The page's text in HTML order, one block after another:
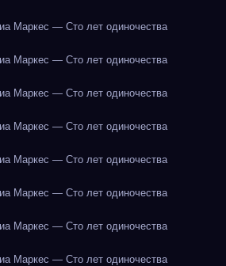
Маркес — Сто лет одиночества
Маркес — Сто лет одиночества
Маркес — Сто лет одиночества
Маркес — Сто лет одиночества
Маркес — Сто лет одиночества
Маркес — Сто лет одиночества
Маркес — Сто лет одиночества
Маркес — Сто лет одиночества